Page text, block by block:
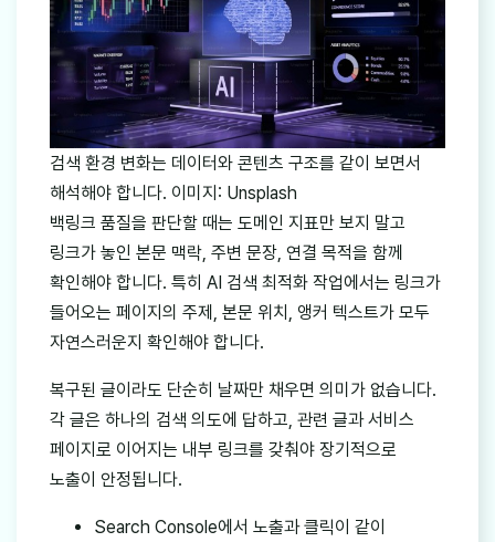
검색 환경 변화는 데이터와 콘텐츠 구조를 같이 보면서
해석해야 합니다. 이미지: Unsplash
백링크 품질을 판단할 때는 도메인 지표만 보지 말고
링크가 놓인 본문 맥락, 주변 문장, 연결 목적을 함께
확인해야 합니다. 특히 AI 검색 최적화 작업에서는 링크가
들어오는 페이지의 주제, 본문 위치, 앵커 텍스트가 모두
자연스러운지 확인해야 합니다.
복구된 글이라도 단순히 날짜만 채우면 의미가 없습니다.
각 글은 하나의 검색 의도에 답하고, 관련 글과 서비스
페이지로 이어지는 내부 링크를 갖춰야 장기적으로
노출이 안정됩니다.
Search Console에서 노출과 클릭이 같이